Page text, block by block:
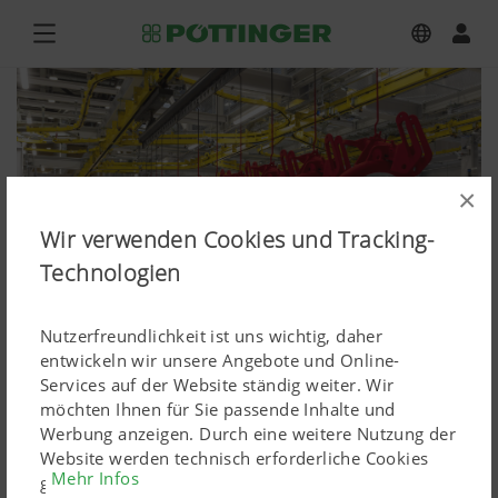
×
Wir verwenden Cookies und Tracking-
Technologien
Nutzerfreundlichkeit ist uns wichtig, daher
entwickeln wir unsere Angebote und Online-
Services auf der Website ständig weiter. Wir
möchten Ihnen für Sie passende Inhalte und
Werbung anzeigen. Durch eine weitere Nutzung der
Website werden technisch erforderliche Cookies
gesetzt. Personenbezogene Google-Marketing-
Mehr Infos
Presse
Bilddownload hochauflösend